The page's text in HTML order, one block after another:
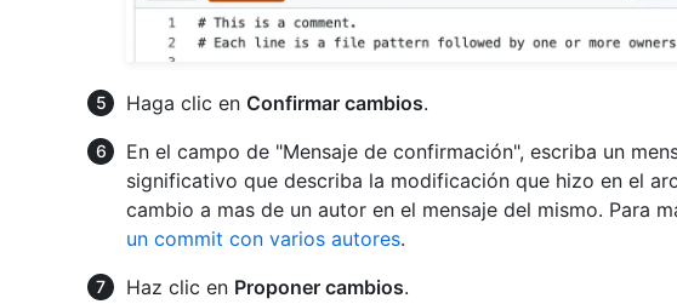
Haga clic en Confirmar cambios.
En el campo de "Mensaje de confirmación", escriba un
significativo que describa la modificación que hizo en el
cambio a mas de un autor en el mensaje del mismo. Para
un commit con varios autores.
Haz clic en Proponer cambios.